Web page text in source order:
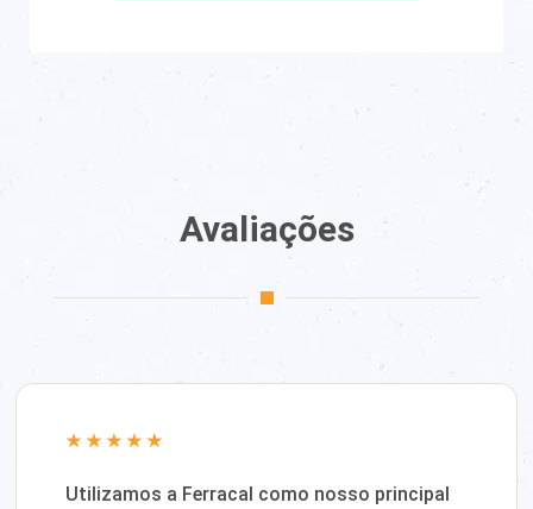
Avaliações
Utilizamos a Ferracal como nosso principal